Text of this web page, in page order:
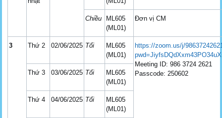
Chiều
ML605
(ML01)
Đơn vị CM
3 Thứ 2 02/06/2025 Tối
ML605
(ML01)
https://zoom.us/j/
Meeting ID: 986 3724 2621
Passcode: 250602
Thứ 3 03/06/2025 Tối
ML605
(ML01)
Thứ 4 04/06/2025 Tối
ML605
(ML01)